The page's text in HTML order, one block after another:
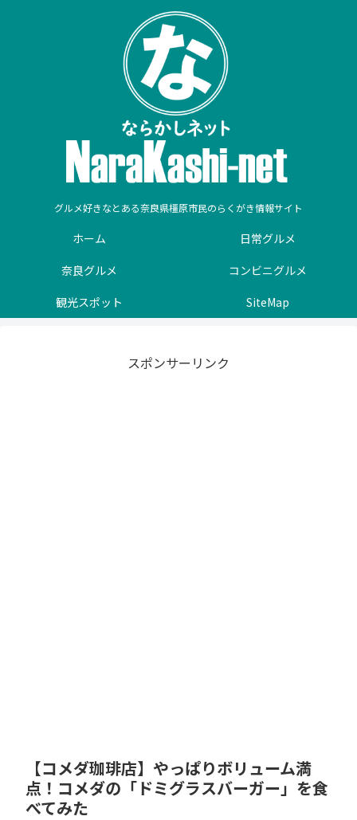
グルメ好きなとある奈良県橿原市民のらくがき情報サイト
ホーム
日常グルメ
奈良グルメ
コンビニグルメ
観光スポット
SiteMap
スポンサーリンク
【コメダ珈琲店】やっぱりボリューム満
点！コメダの「ドミグラスバーガー」を食
べてみた